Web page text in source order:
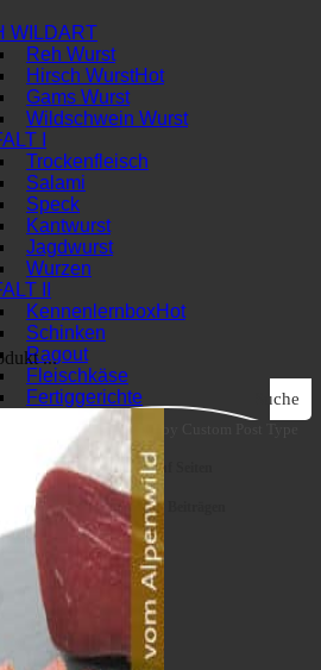
Suche
Suche auf Seiten
Suche in Beiträgen
WILDART
Reh Wurst
Hirsch Wurst
Gams Wurst
Wildschwein Wurst
I
Trockenfleisch
Salami
Speck
Kantwurst
Jagdwurst
Wurzen
II
Kennenlernbox
Schinken
Ragout
Fleischkäse
Fertiggerichte